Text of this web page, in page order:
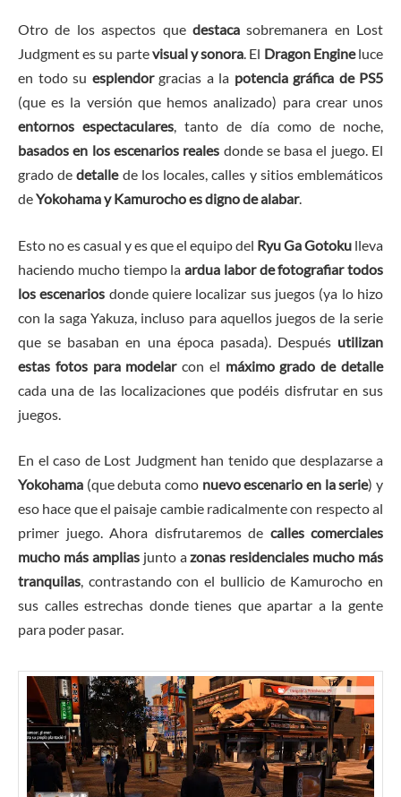
Otro de los aspectos que destacasobremanera en Lost
Judgment es su partevisual y sonora. El Dragon Engineluce
en todo su esplendor gracias a la potencia gráfica de PS5
(que es la versión que hemos analizado) para crear unos
entornos espectaculares, tanto de día como de noche,
basados en los escenarios reales donde se basa el juego. El
grado dedetalle de los locales, calles y sitios emblemáticos
deYokohama y Kamurocho es digno de alabar.
Esto no es casual y es que el equipo del Ryu Ga Gotoku lleva
haciendo mucho tiempo la ardua labor de fotografiar todos
los escenarios donde quiere localizar sus juegos (ya lo hizo
con la saga Yakuza, incluso para aquellos juegos de la serie
que se basaban en una época pasada). Después utilizan
estas fotos para modelarcon el máximo grado de detalle
cada una de las localizaciones que podéis disfrutar en sus
juegos.
En el caso de Lost Judgment han tenido que desplazarse a
Yokohama (que debuta como nuevo escenario en la serie) y
eso hace que el paisaje cambie radicalmente con respecto al
primer juego. Ahora disfrutaremos de calles comerciales
mucho más ampliasjunto azonas residenciales mucho más
tranquilas, contrastando con el bullicio de Kamurocho en
sus calles estrechas donde tienes que apartar a la gente
para poder pasar.